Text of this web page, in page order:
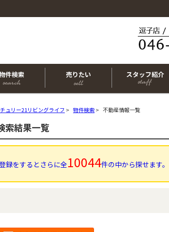
件検索 売りたい スタッフ紹介
ュリー21リビングライフ > 物件検索> 不動産情報一覧
索結果一覧
録をするとさらに全10044件の中から探せます。